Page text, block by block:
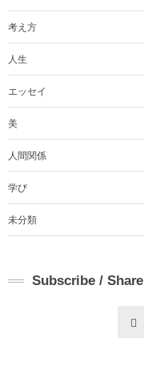
考え方
人生
エッセイ
美
人間関係
学び
未分類
Subscribe / Share